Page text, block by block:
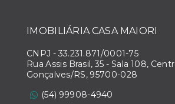
IMOBILIÁRIA CASA MAIORI
CNPJ - 33.231.871/0001-75
Rua Assis Brasil, 35 - Sala 108,
Gonçalves/RS, 95700-028
(54) 99908-4940